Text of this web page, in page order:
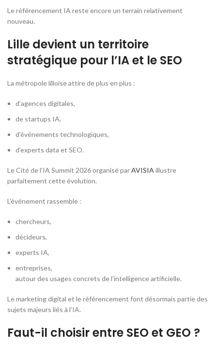
Le référencement IA reste encore un terrain relativement
nouveau.
Lille devient un territoire
stratégique pour l’IA et le SEO
La métropole lilloise attire de plus en plus :
d’agences digitales,
de startups IA,
d’événements technologiques,
d’experts data et SEO.
Le Cité de l’IA Summit 2026 organisé parAVISIA illustre
parfaitement cette évolution.
L’événement rassemble :
chercheurs,
décideurs,
experts IA,
entreprises,
autour des usages concrets de l’intelligence artificielle.
Le marketing digital et le référencement font désormais partie des
sujets majeurs liés à l’IA.
Faut-il choisir entre SEO et GEO ?